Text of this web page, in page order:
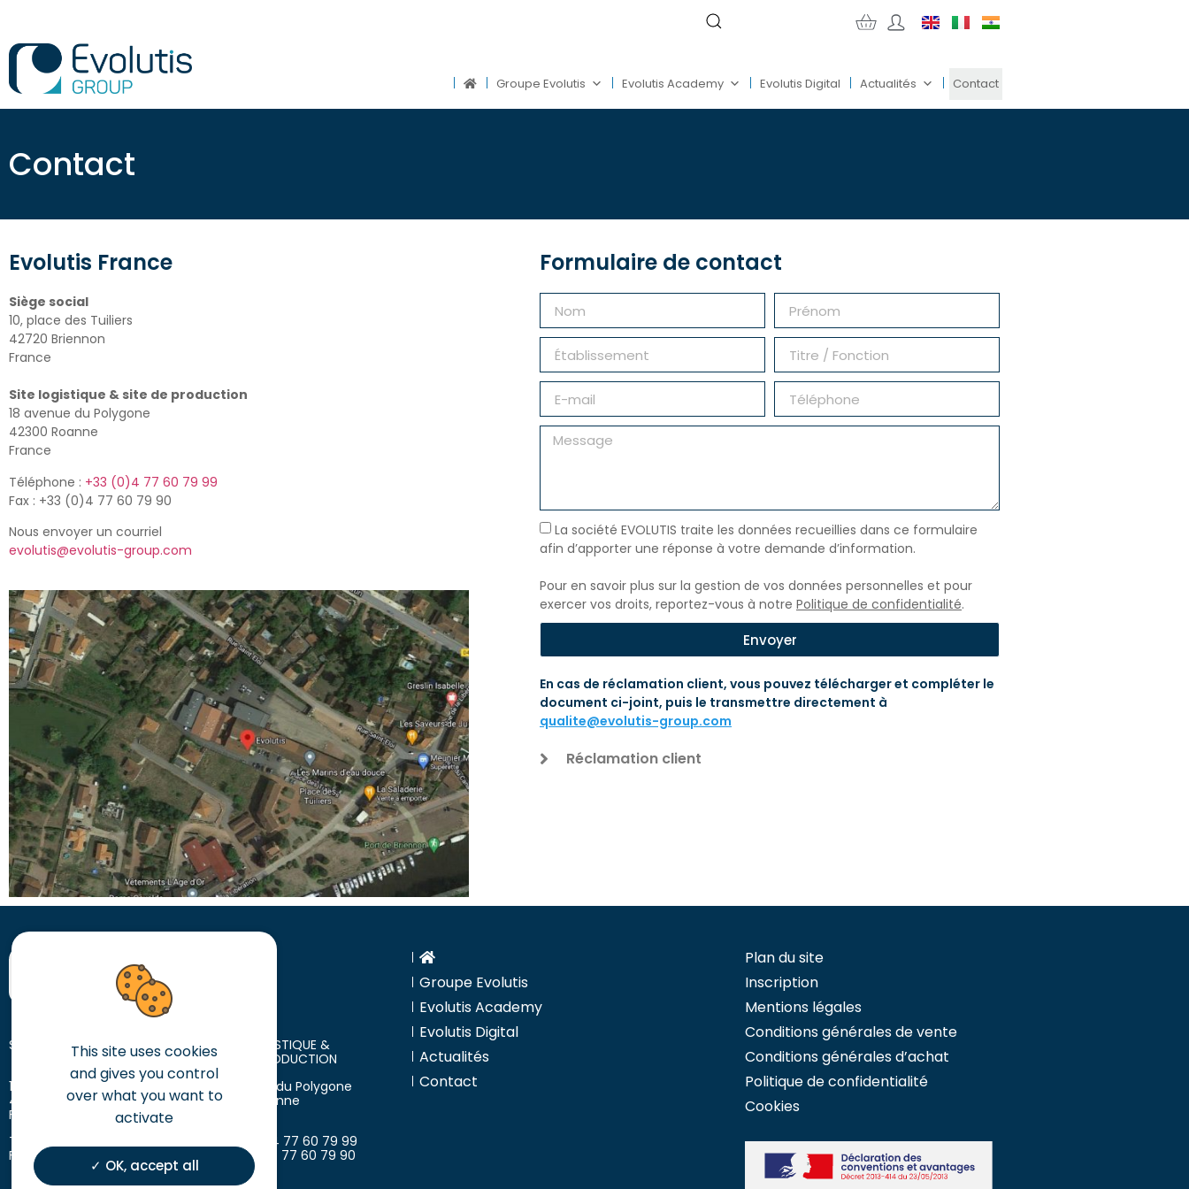
Groupe Evolutis Evolutis Academy Evolutis Digital Actualités Contact
Contact
Evolutis France
Siège social
10, place des Tuiliers
42720 Briennon
France
Site logistique & site de production
18 avenue du Polygone
42300 Roanne
France
Téléphone : +33 (0)4 77 60 79 99
Fax : +33 (0)4 77 60 79 90
Nous envoyer un courriel
evolutis@evolutis-group.com
Formulaire de contact
La société EVOLUTIS traite les données recueillies dans ce formulaire
afin d’apporter une réponse à votre demande d’information.
Pour en savoir plus sur la gestion de vos données personnelles et pour
exercer vos droits, reportez-vous à notre Politique de confidentialité.
Envoyer
En cas de réclamation client, vous pouvez télécharger et compléter le
document ci-joint, puis le transmettre directement à
qualite@evolutis-group.com
Réclamation client
SIÈGE SOCIAL
10 place des Tuiliers
42720 Briennon
France
T. +33 (0)4 77 60 79 99
F. +33 (0)4 77 60 79 90
SIÈGE LOGISTIQUE &
SITE DE PRODUCTION
18 avenue du Polygone
42300 Roanne
T. +33 (0)4 77 60 79 99
F. +33 (0)4 77 60 79 90
Groupe Evolutis
Evolutis Academy
Evolutis Digital
Actualités
Contact
Plan du site
Inscription
Mentions légales
Conditions générales de vente
Conditions générales d’achat
Politique de confidentialité
Cookies
This site uses cookies
and gives you control
over what you want to
activate
OK, accept all